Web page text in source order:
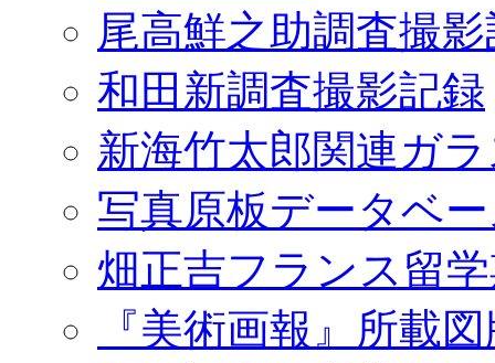
尾高鮮之助調査撮
和田新調査撮影記録
新海竹太郎関連ガ
写真原板データベ
畑正吉フランス留
『美術画報』所載